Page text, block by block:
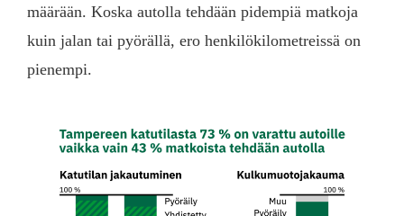
määrään. Koska autolla tehdään pidempiä matkoja
kuin jalan tai pyörällä, ero henkilökilometreissä on
pienempi.